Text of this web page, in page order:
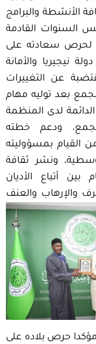
الأنشطة والبرامج
السنوات القادمة
لحرص سعادته على
نيجيريا والأمانة
عن التغييرات
بعد توليه مهام
لدى المنظمة
ودعم خطته
القيام بمسؤوليته
ونشر ثقافة
بين أتباع الأديان
والإرهاب والعنف
حرص بلاده على